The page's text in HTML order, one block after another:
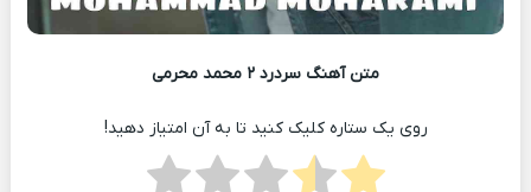
متن آهنگ سردرد ۲ محمد محرمی
روی یک ستاره کلیک کنید تا به آن امتیاز دهید!